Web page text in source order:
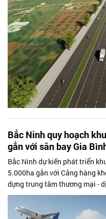
Bắc Ninh quy hoạch
gắn với sân bay Gia
Bắc Ninh dự kiến phát triển
5.000ha gắn với Cảng hàng
dựng trung tâm thương mại -
lực tăng trưởng mới cho vùng